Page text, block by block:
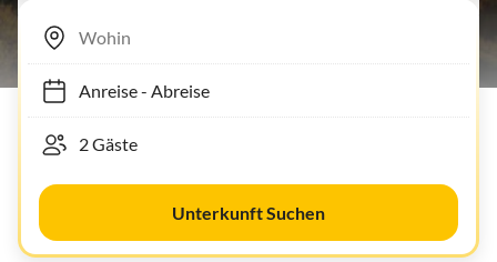
Anreise- Abreise
Unterkunft Suchen